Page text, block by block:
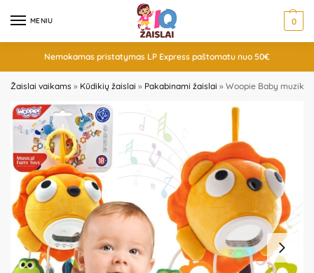
MENIU 0
Nemokamas pristatymas LP Express paštomatu nuo 50€
Žaislai vaikams » Kūdikių žaislai » Pakabinami žaislai » Woopie Baby